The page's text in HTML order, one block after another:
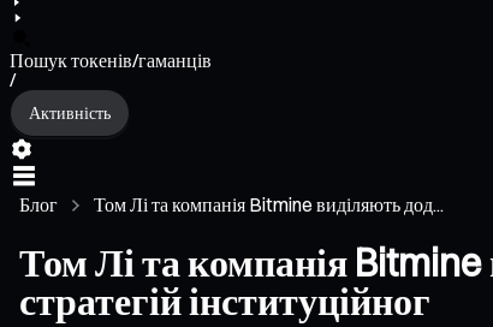
Пошук токенів/гаманців
/
Активність
Блог Том Лі та компанія Bitmine виділяють дод...
Том Лі та компанія Bitmine
стратегій інституційног